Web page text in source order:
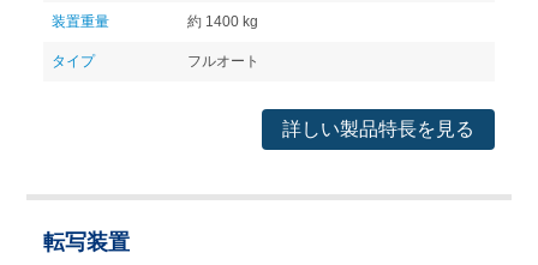
装置重量 約 1400 kg
タイプ フルオート
詳しい製品特長を見る
転写装置